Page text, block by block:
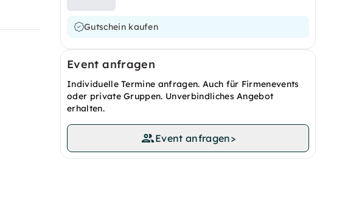
Gutschein kaufen
Event anfragen
Individuelle Termine anfragen. Auch für Firmenevents
oder private Gruppen. Unverbindliches Angebot
erhalten.
Event anfragen>